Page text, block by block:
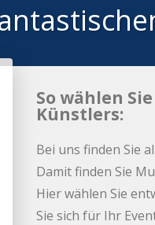
So wählen
Künstlers:
Bei uns finden Sie
Damit finden Sie
Hier wählen Sie
Sie sich für Ihr